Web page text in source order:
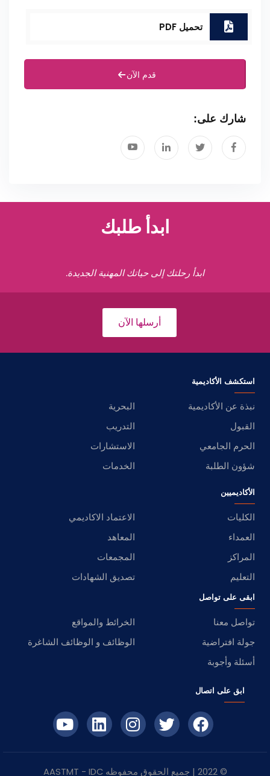
تحميل PDF
قدم الآن
شارك على:
ابدأ طلبك
ابدأ رحلتك إلى حياتك المهنية الجديدة.
أرسلها الآن
استكشف الأكاديمية
نبذة عن الأكاديمية
البحرية
القبول
التدريب
الحرم الجامعي
الاستشارات
شؤون الطلبة
الخدمات
الأكاديميين
الكليات
الاعتماد الاكاديمي
العمداء
المعاهد
المراكز
المجمعات
التعليم
تصديق الشهادات
ابقى على تواصل
تواصل معنا
الخرائط والمواقع
جولة افتراضية
الوظائف و الوظائف الشاغرة
أسئلة وأجوبة
ابق على اتصال
© 2022 | جميع الحقوق محفوظه IDC
- AASTMT